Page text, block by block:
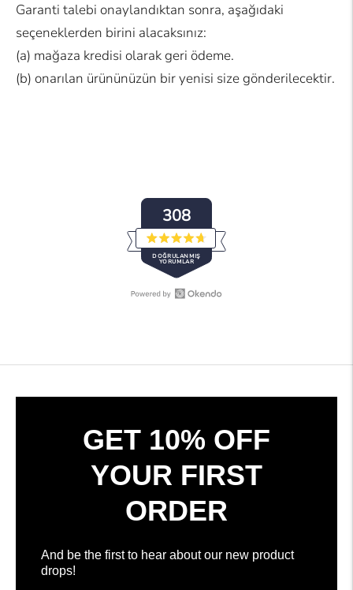
Garanti talebi onaylandıktan sonra, aşağıdaki
seçeneklerden birini alacaksınız:
(a) mağaza kredisi olarak geri ödeme.
(b) onarılan ürününüzün bir yenisi size gönderilecektir.
308
DOĞRULANMIŞ
YORUMLAR
5
yıldız
üzerinden
4.7
puan
bir
aç
tarafından
üzerinden
4.7
yıldızla
doğrulanmış
yorum
GET 10% OFF
YOUR FIRST
ORDER
And be the first to hear about our new product
drops!